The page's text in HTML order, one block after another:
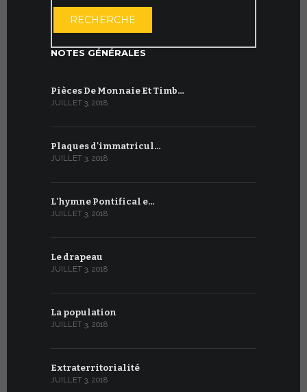
RECHERCHE
NOTES GÉNÉRALES
Pièces De Monnaie Et Timb…
JUILLET 3, 2018
Plaques d'immatricul…
JUILLET 3, 2018
L'hymne Pontifical e…
JUILLET 3, 2018
Le drapeau
JUILLET 3, 2018
La population
JUILLET 3, 2018
Extraterritorialité
JUILLET 3, 2018